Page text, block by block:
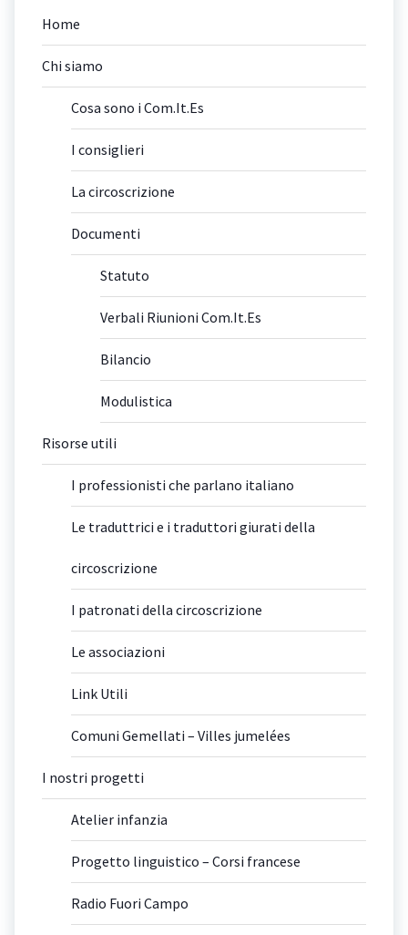
Home
Chi siamo
Cosa sono i Com.It.Es
I consiglieri
La circoscrizione
Documenti
Statuto
Verbali Riunioni Com.It.Es
Bilancio
Modulistica
Risorse utili
I professionisti che parlano italiano
Le traduttrici e i traduttori giurati della
circoscrizione
I patronati della circoscrizione
Le associazioni
Link Utili
Comuni Gemellati – Villes jumelées
I nostri progetti
Atelier infanzia
Progetto linguistico – Corsi francese
Radio Fuori Campo